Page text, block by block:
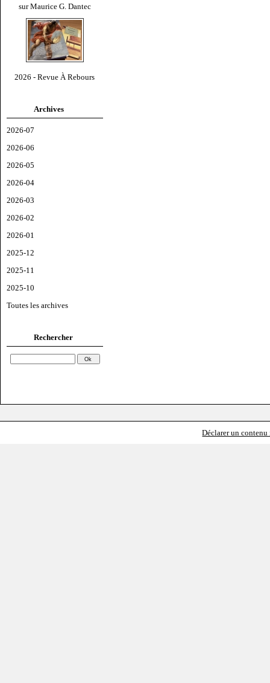
sur Maurice G. Dantec
2026 - Revue À Rebours
Archives
2026-07
2026-06
2026-05
2026-04
2026-03
2026-02
2026-01
2025-12
2025-11
2025-10
Toutes les archives
Rechercher
Déclarer un